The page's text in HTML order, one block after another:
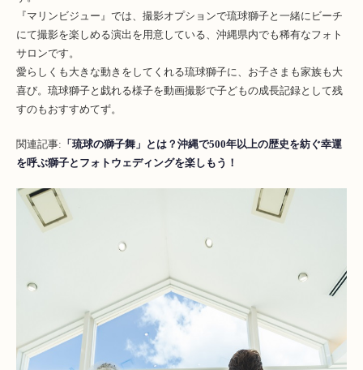
『マリンビジュー』では、撮影オプションで琉球獅子と一緒にビーチ
にて撮影を楽しめる演出を用意している、沖縄県内でも稀有なフォト
サロンです。
愛らしくも大きな動きをしてくれる琉球獅子に、お子さまも家族も大
喜び。琉球獅子と戯れる様子を動画撮影で子どもの成長記録として残
すのもおすすめてず。
関連記事: 「琉球の獅子舞」とは？沖縄で500年以上の歴史を紡ぐ幸運
を呼ぶ獅子とフォトウェディングを楽しもう！